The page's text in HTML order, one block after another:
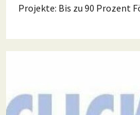
Projekte: Bis zu 90 Prozent